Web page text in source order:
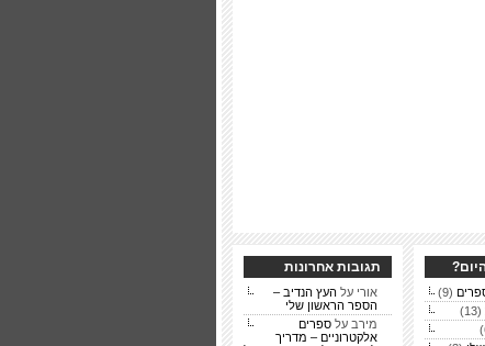
(9)
(13)
תגובות אחרונות
אורי על העץ הנדיב –
הספר הראשון שלי
מירב על ספרים
אלקטרוניים – מדריך